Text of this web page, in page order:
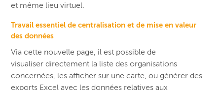
et même lieu virtuel.
Travail essentiel de centralisation et de mise en valeur
des données
Via cette nouvelle page, il est possible de
visualiserdirectement la liste des organisations
concernées, les afficher sur une carte, ou générer des
exports Excel avec les données relatives aux